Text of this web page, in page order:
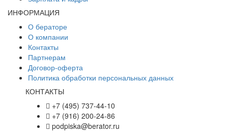
ИНФОРМАЦИЯ
О бераторе
О компании
Контакты
Партнерам
Договор-оферта
Политика обработки персональных данных
КОНТАКТЫ
+7 (495) 737-44-10
+7 (916) 200-24-86
podpiska@berator.ru